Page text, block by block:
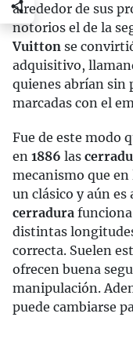
alrededor de sus
notorios el de la
Vuitton se
adquisitivo,
quienes abrían sin
marcadas con el
Fue de este modo
en 1886 las
mecanismo que
un clásico y aún
cerradura funciona
distintas
correcta. Suelen
ofrecen buena
manipulación.
puede cambiarse